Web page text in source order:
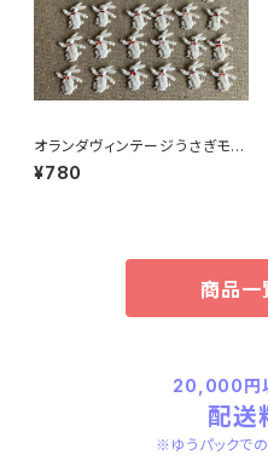
オランダヴィンテージうさぎモチ
ーフプラパーツ30個セットNo4
3
¥780
商品一
20,000円
配送
※ゆうパックで